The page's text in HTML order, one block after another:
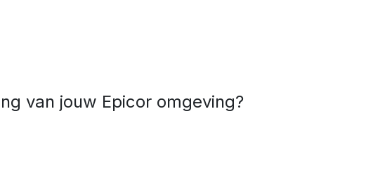
van jouw Epicor omgeving?